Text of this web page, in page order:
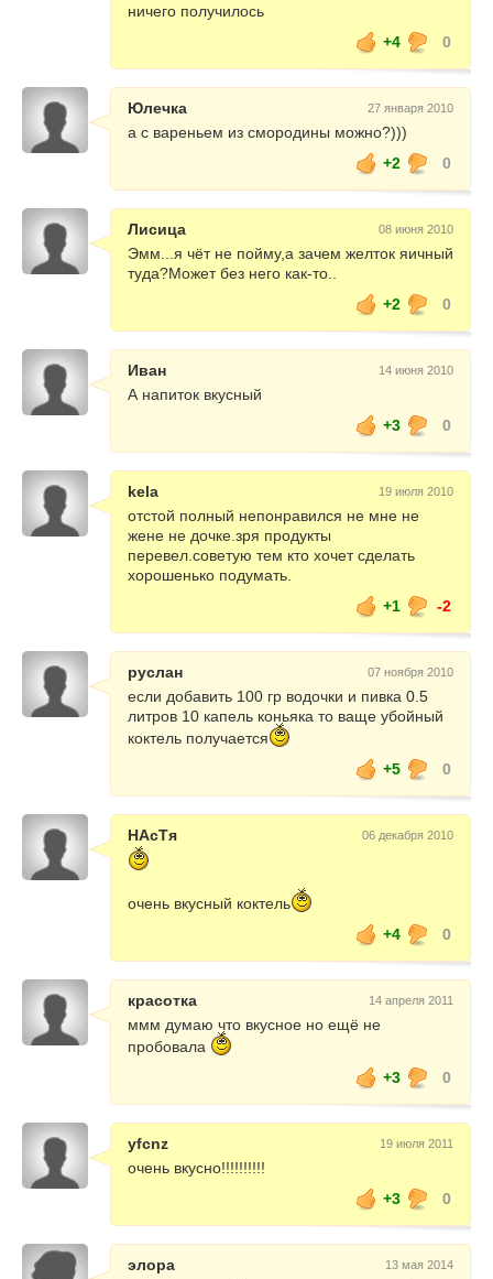
ничего получилось
+4
0
Юлечка 27 января 2010
а с вареньем из смородины можно?)))
+2
0
Лисица 08 июня 2010
Эмм...я чёт не пойму,а зачем желток яичный
туда?Может без него как-то..
+2
0
Иван 14 июня 2010
А напиток вкусный
+3
0
kela 19 июля 2010
отстой полный непонравился не мне не
жене не дочке.зря продукты
перевел.советую тем кто хочет сделать
хорошенько подумать.
+1
-2
руслан 07 ноября 2010
если добавить 100 гр водочки и пивка 0.5
литров 10 капель коньяка то ваще убойный
коктель получается
+5
0
НАсТя 06 декабря 2010
очень вкусный коктель
+4
0
красотка 14 апреля 2011
ммм думаю что вкусное но ещё не
пробовала
+3
0
yfcnz 19 июля 2011
очень вкусно!!!!!!!!!!
+3
0
элора 13 мая 2014